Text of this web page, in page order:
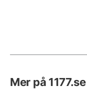
Mer på 1177.se